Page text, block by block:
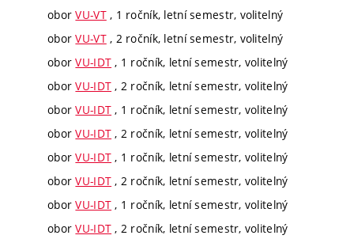
oborVU-VT, 1 ročník, letní semestr, volitelný
oborVU-VT, 2 ročník, letní semestr, volitelný
oborVU-IDT , 1 ročník, letní semestr, volitelný
oborVU-IDT , 2 ročník, letní semestr, volitelný
oborVU-IDT , 1 ročník, letní semestr, volitelný
oborVU-IDT , 2 ročník, letní semestr, volitelný
oborVU-IDT , 1 ročník, letní semestr, volitelný
oborVU-IDT , 2 ročník, letní semestr, volitelný
oborVU-IDT , 1 ročník, letní semestr, volitelný
oborVU-IDT , 2 ročník, letní semestr, volitelný